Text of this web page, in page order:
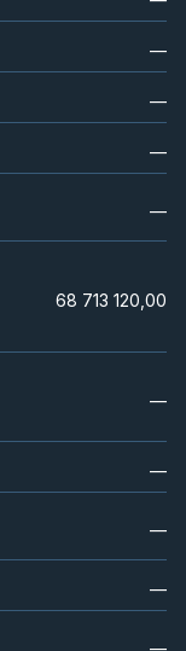
—
—
—
—
68 713 120,00
—
—
—
—